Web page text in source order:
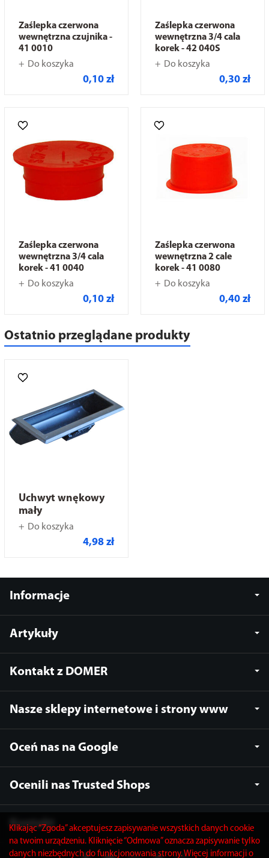
Zaślepka czerwona
wewnętrzna czujnika -
41 0010
Do koszyka
0,10 zł
Zaślepka czerwona
wewnętrzna 3/4 cala
korek - 42 040S
Do koszyka
0,30 zł
Zaślepka czerwona
wewnętrzna 3/4 cala
korek - 41 0040
Do koszyka
0,10 zł
Zaślepka czerwona
wewnętrzna 2 cale
korek - 41 0080
Do koszyka
0,40 zł
Ostatnio przeglądane produkty
Uchwyt wnękowy
mały
Do koszyka
4,98 zł
Informacje
Artykuły
Kontakt z DOMER
Nasze sklepy internetowe i strony www
Oceń nas na Google
Ocenili nas Trusted Shops
Kontakt
Klikając “Zgoda” akceptujesz zapisywanie wszystkich danych cookie
na twoim urządzeniu. Kliknięcie “Odmowa” oznacza zapisywanie tylko
danych niezbędnych do funkcjonowania strony. Więcej informacji o